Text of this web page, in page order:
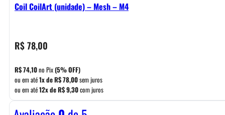
Coil CoilArt (unidade) – Mesh – M4
R$78,00
R$74,10no Pix(5% OFF)
ou em até1x deR$78,00sem juros
ou em até12x deR$9,30com juros